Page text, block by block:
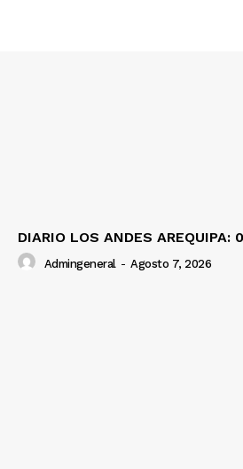
DIARIO LOS ANDES AREQUIPA:
Admingeneral - Agosto 7, 2026